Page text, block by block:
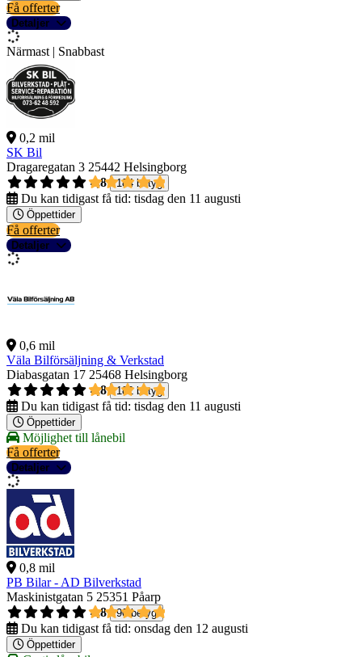
Få offerter
Detaljer
Närmast | Snabbast
0,2 mil
SK Bil
Dragaregatan 3 25442 Helsingborg
4,8
184 betyg
Du kan tidigast få tid: tisdag den 11 augusti
Öppettider
Få offerter
Detaljer
0,6 mil
Väla Bilförsäljning & Verkstad
Diabasgatan 17 25468 Helsingborg
4,8
182 betyg
Du kan tidigast få tid: tisdag den 11 augusti
Öppettider
Möjlighet till lånebil
Få offerter
Detaljer
0,8 mil
PB Bilar - AD Bilverkstad
Maskinistgatan 5 25351 Påarp
4,8
90 betyg
Du kan tidigast få tid: onsdag den 12 augusti
Öppettider